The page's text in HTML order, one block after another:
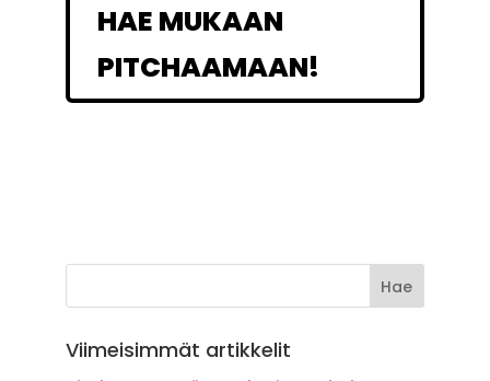
HAE MUKAAN
PITCHAAMAAN!
Viimeisimmät artikkelit